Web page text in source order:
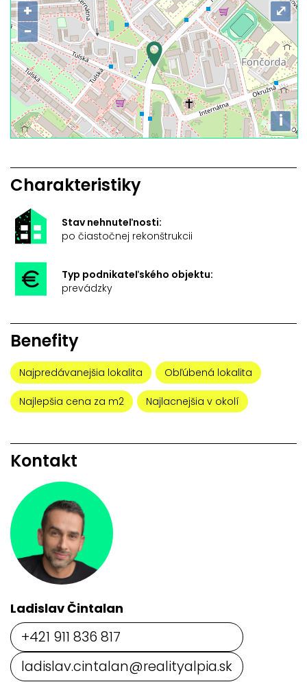
+
−
i
⤢
Charakteristiky
Stav nehnuteľnosti:
po čiastočnej rekonštrukcii
Typ podnikateľského objektu:
prevádzky
Benefity
Najpredávanejšia lokalita Obľúbená lokalita
Najlepšia cena za m2 Najlacnejšia v okolí
Kontakt
Ladislav Čintalan
+421 911 836 817
ladislav.cintalan@realityalpia.sk